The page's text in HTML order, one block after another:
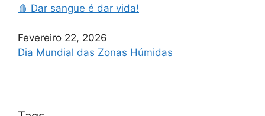
🩸 Dar sangue é dar vida!
Fevereiro 22, 2026
Dia Mundial das Zonas Húmidas